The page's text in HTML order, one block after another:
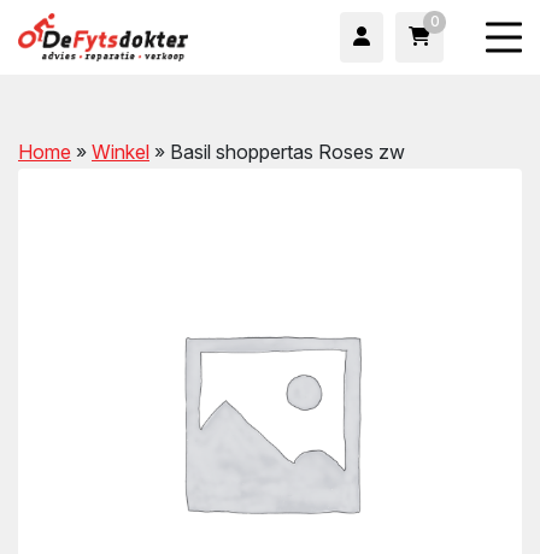
0
Home » Winkel » Basil shoppertas Roses zw